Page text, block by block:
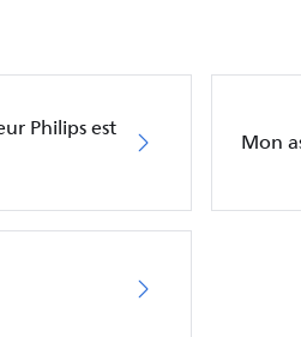
Philips est
Mon